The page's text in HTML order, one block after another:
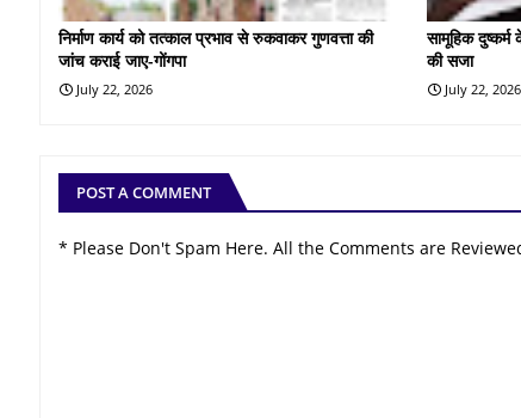
निर्माण कार्य को तत्काल प्रभाव से रुकवाकर गुणवत्ता की
जांच कराई जाए-गोंगपा
July 22, 2026
सामूहिक दुष्कर्म
की सजा
July 22, 2026
POST A COMMENT
* Please Don't Spam Here. All the Comments are